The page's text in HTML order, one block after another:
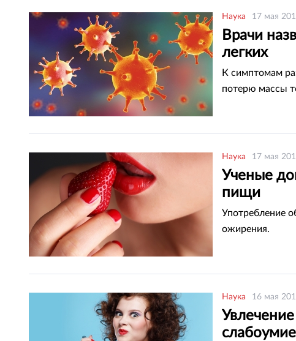
Наука 17 мая
Врачи
легких
К симптомам
потерю массы
Наука 17 мая
Ученые
пищи
Употребление
ожирения.
Наука 16 мая